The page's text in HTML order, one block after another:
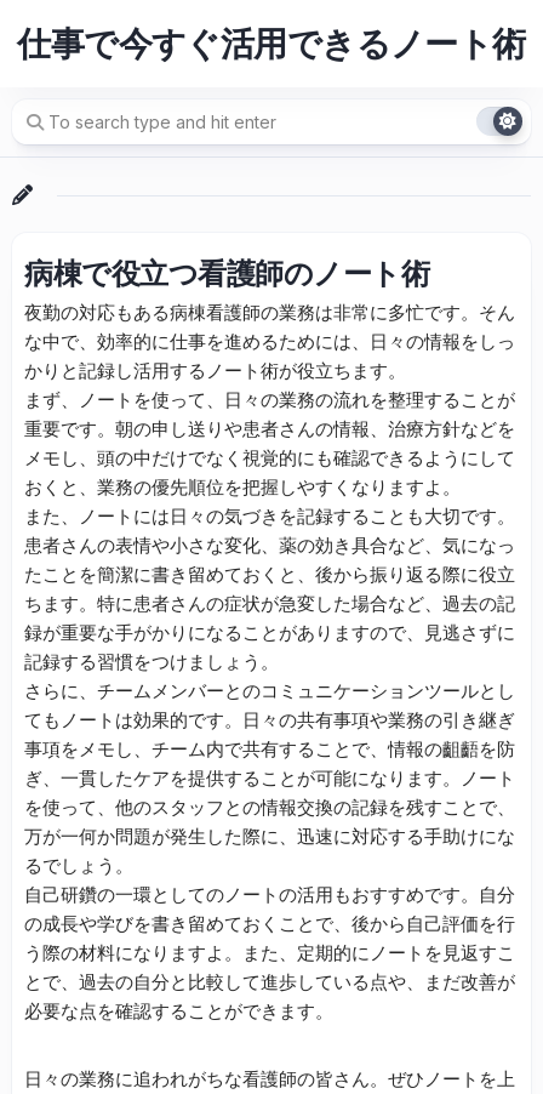
content
仕事で今すぐ活用できるノート術
病棟で役立つ看護師のノート術
夜勤の対応もある病棟看護師の業務は非常に多忙です。そん
な中で、効率的に仕事を進めるためには、日々の情報をしっ
かりと記録し活用するノート術が役立ちます。
まず、ノートを使って、日々の業務の流れを整理することが
重要です。朝の申し送りや患者さんの情報、治療方針などを
メモし、頭の中だけでなく視覚的にも確認できるようにして
おくと、業務の優先順位を把握しやすくなりますよ。
また、ノートには日々の気づきを記録することも大切です。
患者さんの表情や小さな変化、薬の効き具合など、気になっ
たことを簡潔に書き留めておくと、後から振り返る際に役立
ちます。特に患者さんの症状が急変した場合など、過去の記
録が重要な手がかりになることがありますので、見逃さずに
記録する習慣をつけましょう。
さらに、チームメンバーとのコミュニケーションツールとし
てもノートは効果的です。日々の共有事項や業務の引き継ぎ
事項をメモし、チーム内で共有することで、情報の齟齬を防
ぎ、一貫したケアを提供することが可能になります。ノート
を使って、他のスタッフとの情報交換の記録を残すことで、
万が一何か問題が発生した際に、迅速に対応する手助けにな
るでしょう。
自己研鑽の一環としてのノートの活用もおすすめです。自分
の成長や学びを書き留めておくことで、後から自己評価を行
う際の材料になりますよ。また、定期的にノートを見返すこ
とで、過去の自分と比較して進歩している点や、まだ改善が
必要な点を確認することができます。
日々の業務に追われがちな看護師の皆さん。ぜひノートを上